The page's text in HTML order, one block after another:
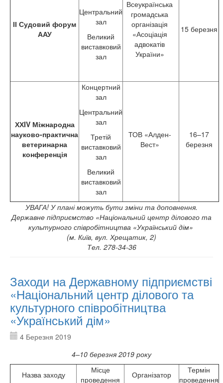
ІІ Судовий форум
ААУ
Центральний
зал
Великий
виставковий
зал
Всеукраїнська
громадська
організація
«Асоціація
адвокатів
України»
15 березня
ХХIV Міжнародна
науково-практична
ветеринарна
конференція
Концертний
зал
Центральний
зал
Третій
виставковий
зал
Великий
виставковий
зал
ТОВ «Алден-
Вест»
16–17
березня
УВАГА! У плані можуть бути зміни та доповнення.
Державне підприємство «Національний центр ділового та
культурного співробітництва «Український дім»
(м. Київ, вул. Хрещатик, 2)
Тел. 278-34-36
Заходи на Державному підприємстві
«Національний центр ділового та
культурного співробітництва
«Український дім»
4 Березня 2019
4–10 березня 2019 року
Назва заходу
Місце
проведення
Організатор
Термін
проведення